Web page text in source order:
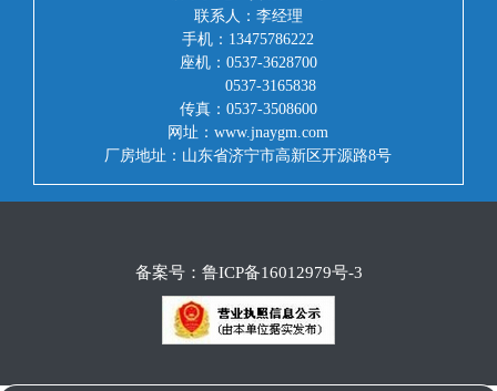
联系人：李经理
手机：13475786222
座机：0537-3628700
0537-3165838
传真：0537-3508600
网址：www.jnaygm.com
厂房地址：山东省济宁市高新区开源路8号
备案号： 鲁ICP备16012979号-3